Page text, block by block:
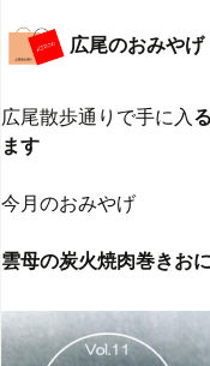
広尾のおみやげ
広尾散歩通りで手に入
ます
今月のおみやげ
雲母の炭火焼肉巻きお